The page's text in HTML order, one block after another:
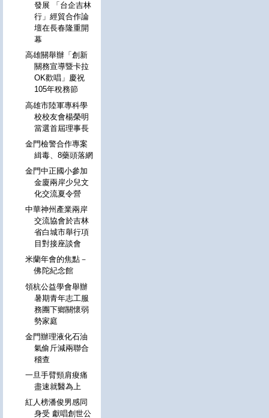
發展 「台企吉林
行」經貿合作論
壇在長春隆重開
幕
高雄關舉辦「創新
關務宣導暨卡拉
OK歡唱」慶祝
105年稅務節
高雄市陸軍專科學
校校友會楊榮明
當選首屆理事長
金門檢警合作專案
緝毒、8藥頭落網
金門中正國小參加
金廈兩岸少兒文
化交流夏令營
中華神州產業兩岸
交流協會於吉林
省白城市舉行項
目對接座談會
米蘭年會的焦點－
佛陀紀念館
領杭公益學會舉辦
暑期青年志工服
務團下鄉關懷弱
勢家庭
金門辦理液化石油
氣偷斤減兩聯合
稽查
一旦手臂頸肩痠痛
盡速就醫為上
紅人榜潘俊男感同
身受 獻唱創世公